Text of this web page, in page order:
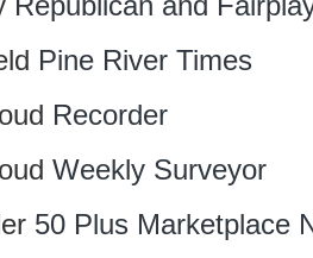
Pine River Times
Recorder
Weekly Surveyor
50 Plus Marketplace